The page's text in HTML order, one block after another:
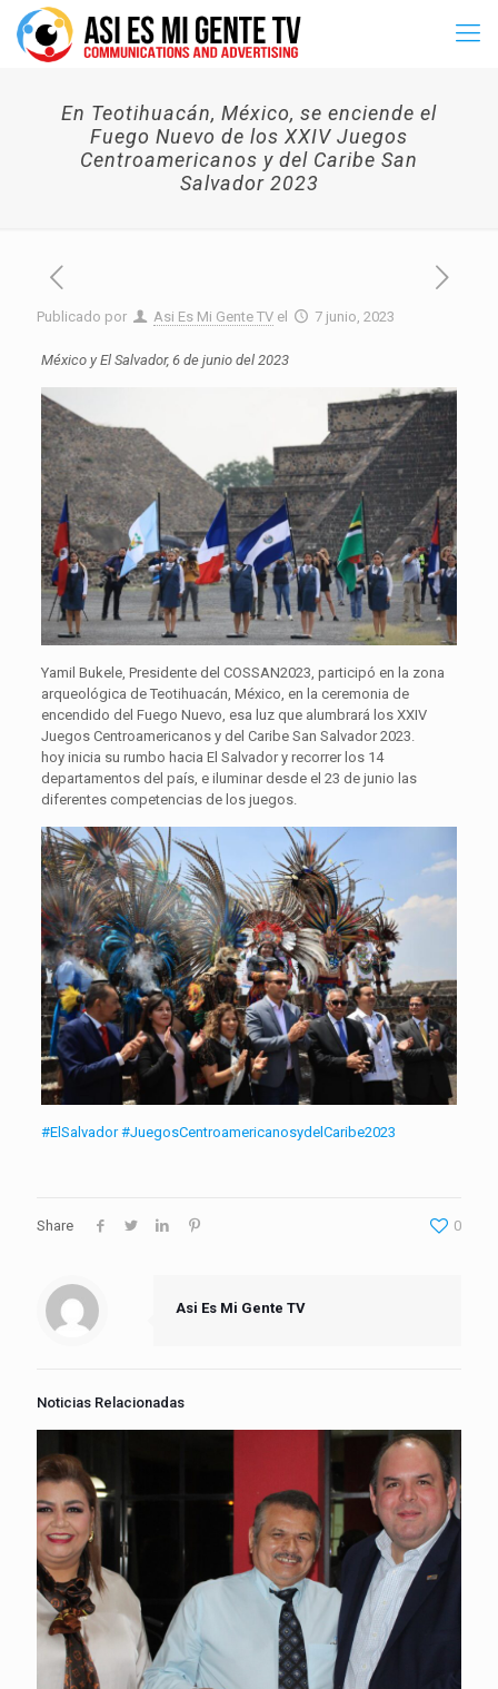
En Teotihuacán, México, se enciende el
Fuego Nuevo de los XXIV Juegos
Centroamericanos y del Caribe San
Salvador 2023
Publicado por Asi Es Mi Gente TV el 7 junio, 2023
México y El Salvador, 6 de junio del 2023
Yamil Bukele, Presidente del COSSAN2023, participó en la zona
arqueológica de Teotihuacán, México, en la ceremonia de
encendido del Fuego Nuevo, esa luz que alumbrará los XXIV
Juegos Centroamericanos y del Caribe San Salvador 2023.
hoy inicia su rumbo hacia El Salvador y recorrer los 14
departamentos del país, e iluminar desde el 23 de junio las
diferentes competencias de los juegos.
#ElSalvador #JuegosCentroamericanosydelCaribe2023
Share 0
Asi Es Mi Gente TV
Noticias Relacionadas